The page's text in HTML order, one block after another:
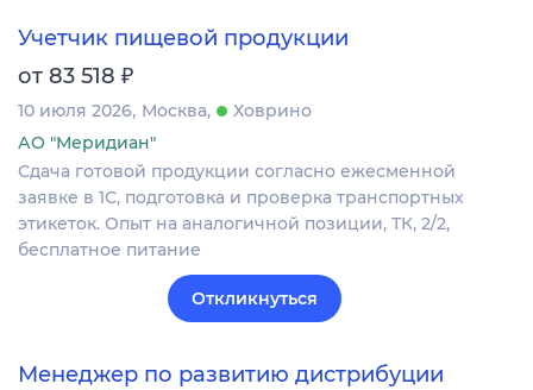
Учетчик пищевой продукции
от 83 518 ₽
10 июля 2026 Москва
Ховрино
АО "Меридиан"
Сдача готовой продукции согласно ежесменной
заявке в 1С, подготовка и проверка транспортных
этикеток. Опыт на аналогичной позиции, ТК, 2/2,
бесплатное питание
Откликнуться
Менеджер по развитию дистрибуции